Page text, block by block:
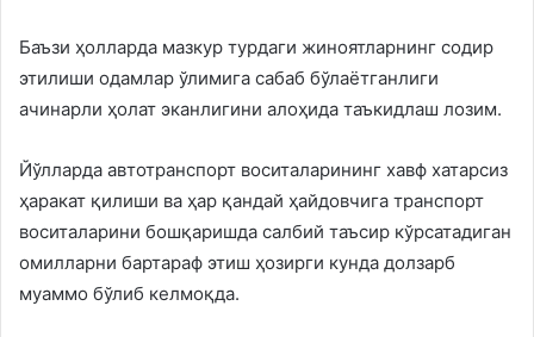
Баъзи ҳолларда мазкур турдаги жиноятларнинг содир
этилиши одамлар ўлимига сабаб бўлаётганлиги
ачинарли ҳолат эканлигини алоҳида таъкидлаш лозим.
Йўлларда автотранспорт воситаларининг хавф хатарсиз
ҳаракат қилиши ва ҳар қандай ҳайдовчига транспорт
воситаларини бошқаришда салбий таъсир кўрсатадиган
омилларни бартараф этиш ҳозирги кунда долзарб
муаммо бўлиб келмоқда.